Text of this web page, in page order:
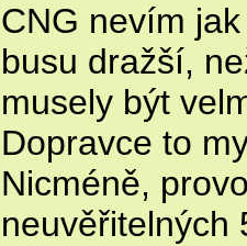
CNG nevím
busu dražší,
musely být
Dopravce to
Nicméně,
neuvěřitelných